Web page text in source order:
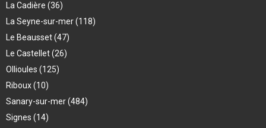
La Cadière (36)
La Seyne-sur-mer(118)
Le Beausset(47)
Le Castellet(26)
Ollioules (125)
Riboux(10)
Sanary-sur-mer(484)
Signes (14)